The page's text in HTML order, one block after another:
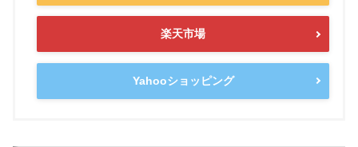
楽天市場
Yahooショッピング